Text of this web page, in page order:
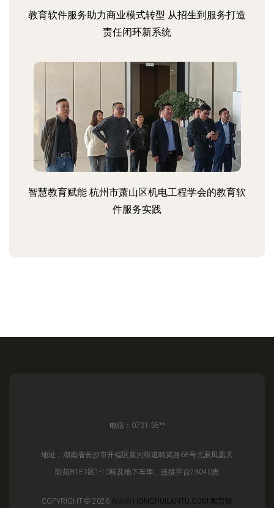
教育软件服务助力商业模式转型 从招生到服务打造
责任闭环新系统
智慧教育赋能 杭州市萧山区机电工程学会的教育软
件服务实践
电话：0731-35**
地址：湖南省长沙市开福区新河街道晴岚路68号北辰凤凰天
阶苑B1E1区1-10栋及地下车库、连接平台23040房
COPYRIGHT © 2026 WWW.HONGRUILANTU.COM 教育软